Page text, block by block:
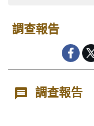
調查報告
調查報告